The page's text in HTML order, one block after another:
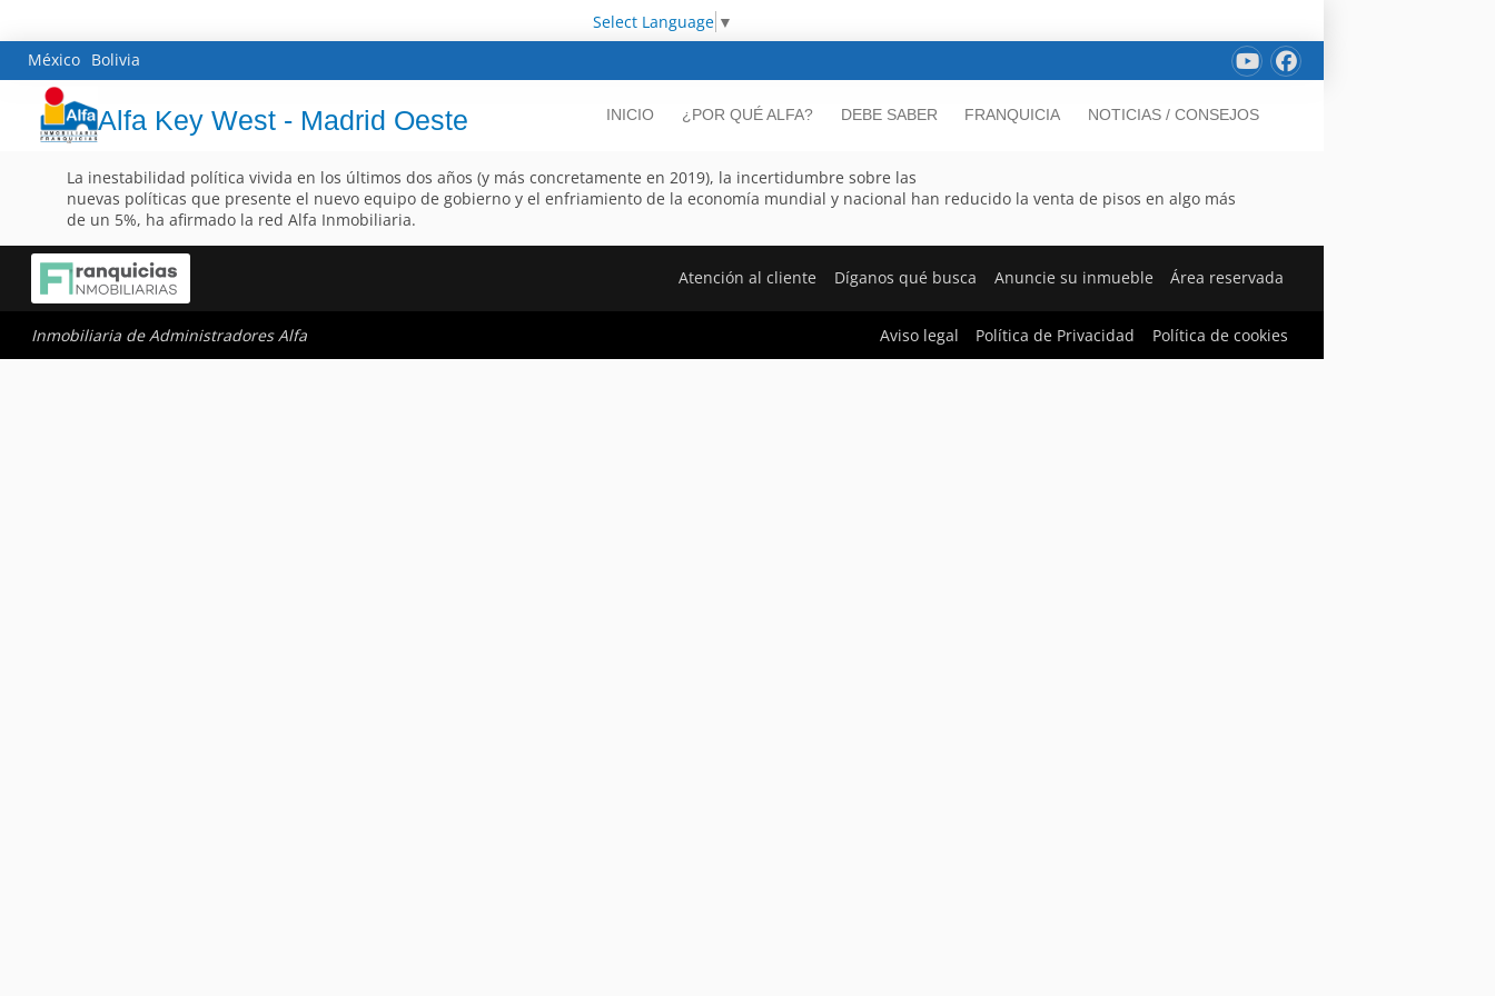
Select Language ▼
México Bolivia
Alfa Key West - Madrid Oeste INICIO ¿POR QUÉ ALFA? DEBE SABER FRANQUICIA NOTICIAS / CONSEJOS
La inestabilidad política vivida en los últimos dos años (y más concretamente en 2019), la incertidumbre sobre las
nuevas políticas que presente el nuevo equipo de gobierno y el enfriamiento de la economía mundial y nacional han reducido la venta de pisos en algo más
de un 5%, ha afirmado la red Alfa Inmobiliaria.
Atención al cliente Díganos qué busca Anuncie su inmueble Área reservada
Inmobiliaria de Administradores Alfa Aviso legal Política de Privacidad Política de cookies